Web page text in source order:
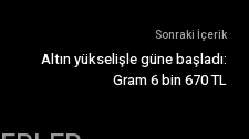
Sonraki İçerik
Altın yükselişle güne başladı:
Gram 6 bin 670 TL